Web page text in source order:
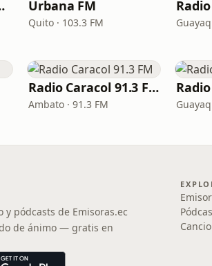
FM Urbana FM
Quito · 103.3 FM
Radio Caracol 91.3 FM
Ambato · 91.3 FM
y pódcasts de Emisoras.ec
de ánimo — gratis en